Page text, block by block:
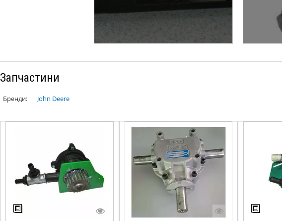
Запчастини
Бренди: John Deere